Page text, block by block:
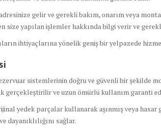
gelir ve gerekli bakım, onarım veya
size yapılan işlemler hakkında bilgi verir ve
ihtiyaçlarına yönelik geniş bir yelpazede
sistemlerinin doğru ve güvenli bir şekilde
gerçekleştirilir ve uzun ömürlü kullanım garanti
yedek parçalar kullanarak aşınmış veya hasar
dayanıklılığını sağlar.